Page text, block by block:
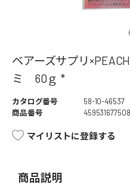
ベアーズサプリ
ミ 60ｇ *
カタログ番号
58-10-46537
商品番号
マイリストに登録する
商品説明